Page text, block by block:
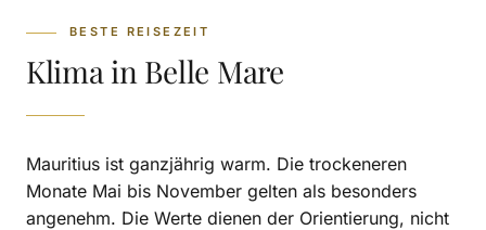
BESTE REISEZEIT
Klima in Belle Mare
Mauritius ist ganzjährig warm. Die trockeneren
Monate Mai bis November gelten als besonders
angenehm. Die Werte dienen der Orientierung, nicht